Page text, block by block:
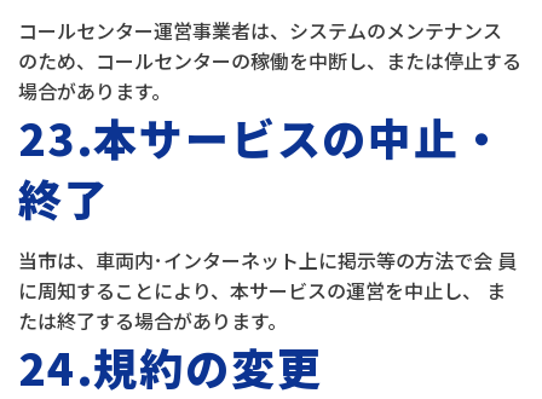
コールセンター運営事業者は、システムのメンテナンス
のため、コールセンターの稼働を中断し、または停止する
場合があります。
23.本サービスの中止・
終了
当市は、車両内･インターネット上に掲示等の方法で会 員
に周知することにより、本サービスの運営を中止し、 ま
たは終了する場合があります。
24.規約の変更